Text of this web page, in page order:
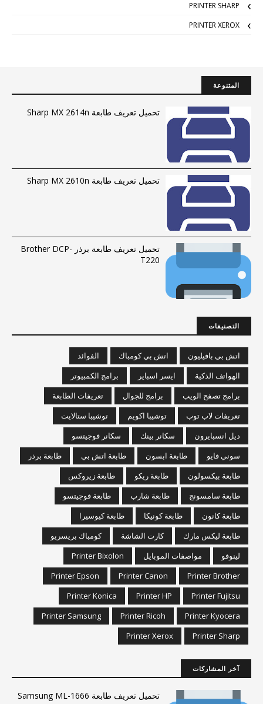
PRINTER SHARP
PRINTER XEROX
المتنوعة
تحميل تعريف طابعة Sharp MX 2614n
تحميل تعريف طابعة Sharp MX 2610n
تحميل تعريف طابعة برذر Brother DCP-
T220
التصنيفات
اتش بي بافيليون اتش بي كومباك
الفوائد
الهواتف الذكية
ايسر اسباير
برامج الكمبيوتر
برامج تصفح الويب
برامج للجوال
تعريفات الطابعة
تعريفات لاب توب
توشيبا اكويم
توشيبا ستالايت
ديل انسبايرون
سكانر بينك
سكانر فوجيتسو
سوني فايو
طابعة ابسون طابعة اتش بي
طابعة برذر
طابعة بيكسولون
طابعة ريكو
طابعة زيروكس
طابعة سامسونج
طابعة شارب
طابعة فوجيتسو
طابعة كانون
طابعة كونيكا
طابعة كيوسيرا
طابعة ليكس مارك
كارت الشاشة
كومباك بريسريو
لينوفو
مواصفات الموبايل
Printer Bixolon
Printer Brother
Printer Canon
Printer Epson
Printer Fujitsu
Printer HP
Printer Konica
Printer Kyocera
Printer Ricoh
Printer Samsung
Printer Sharp
Printer Xerox
آخر المشاركات
تحميل تعريف طابعة Samsung ML-1666